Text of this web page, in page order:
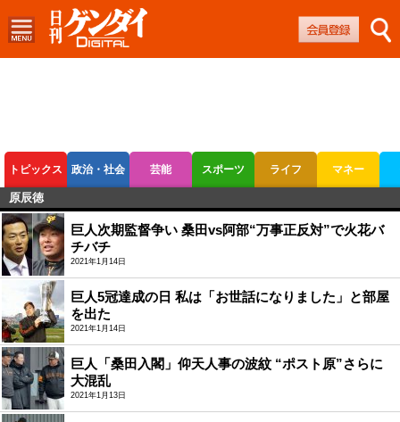
トピックス 政治・社会 芸能 スポーツ ライフ マネー
ボートレース
原辰徳
巨人次期監督争い 桑田vs阿部“万事正反対”で火花バ
チバチ
2021年1月14日
巨人5冠達成の日 私は「お世話になりました」と部屋
を出た
2021年1月14日
巨人「桑田入閣」仰天人事の波紋 “ポスト原”さらに
大混乱
2021年1月13日